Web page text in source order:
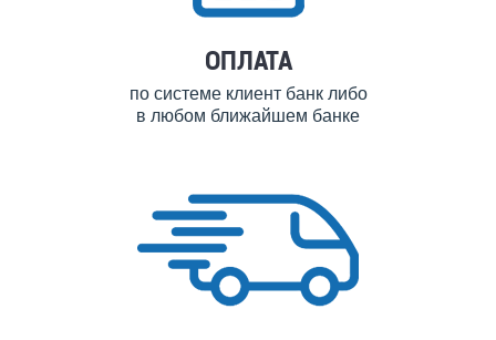
ОПЛАТА
по системе клиент банк либо
в любом ближайшем банке